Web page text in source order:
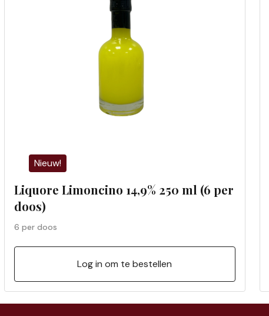
Nieuw!
Liquore Limoncino 14,9% 250 ml (6 per
doos)
6 per doos
Log in om te bestellen